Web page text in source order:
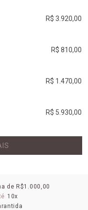
R$ 3.920,00
R$ 810,00
R$ 1.470,00
R$ 5.930,00
de R$1.000,00
10x